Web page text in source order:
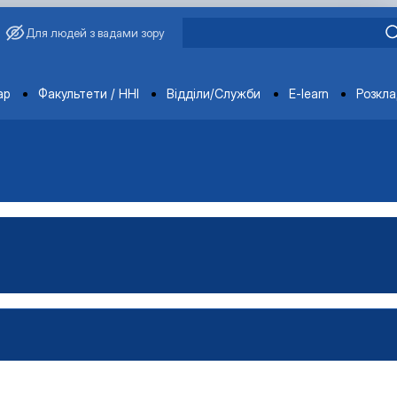
Для людей з вадами зору
Факультети / ННІ Відділи/Служби E-learn